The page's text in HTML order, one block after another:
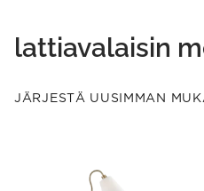
lattiavalaisin
This
product